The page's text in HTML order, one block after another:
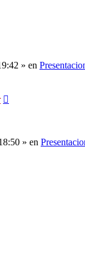
» en
» en